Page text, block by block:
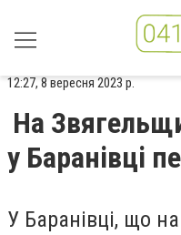
12:27, 8 вересня 2023 р.
На
у Баранівці
У Баранівці, що